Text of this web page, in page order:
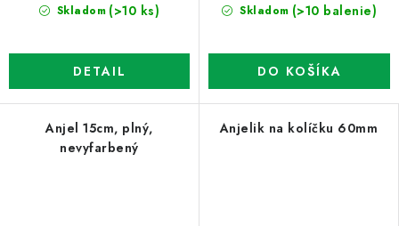
Skladom (>10 ks)
DETAIL
Skladom (>10 balenie)
DO KOŠÍKA
Anjel 15cm, plný,
nevyfarbený
Anjelik na kolíčku 60mm